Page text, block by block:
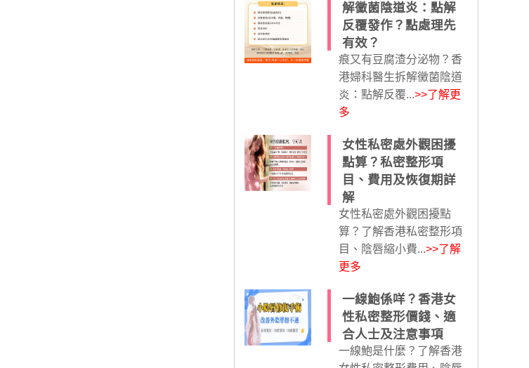
解黴菌陰道炎：點解
反覆發作？點處理先
有效？
痕又有豆腐渣分泌物？香
港婦科醫生拆解黴菌陰道
炎：點解反覆...>>了解更
多
女性私密處外觀困擾
點算？私密整形項
目、費用及恢復期詳
解
女性私密處外觀困擾點
算？了解香港私密整形項
目、陰唇縮小費...>>了解
更多
一線鮑係咩？香港女
性私密整形價錢、適
合人士及注意事項
一線鮑是什麼？了解香港